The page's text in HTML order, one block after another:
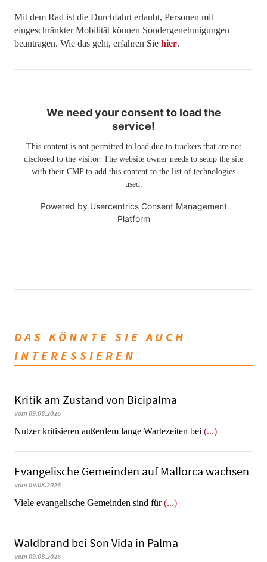
Mit dem Rad ist die Durchfahrt erlaubt, Personen mit
eingeschränkter Mobilität können Sondergenehmigungen
beantragen. Wie das geht, erfahren Sie hier.
We need your consent to load the
service!
This content is not permitted to load due to trackers that are not
disclosed to the visitor. The website owner needs to setup the site
with their CMP to add this content to the list of technologies
used.
Powered by Usercentrics Consent Management
Platform
DAS KÖNNTE SIE AUCH
INTERESSIEREN
Kritik am Zustand von Bicipalma
vom 09.08.2026
Nutzer kritisieren außerdem lange Wartezeiten bei (...)
Evangelische Gemeinden auf Mallorca wachsen
vom 09.08.2026
Viele evangelische Gemeinden sind für(...)
Waldbrand bei Son Vida in Palma
vom 09.08.2026